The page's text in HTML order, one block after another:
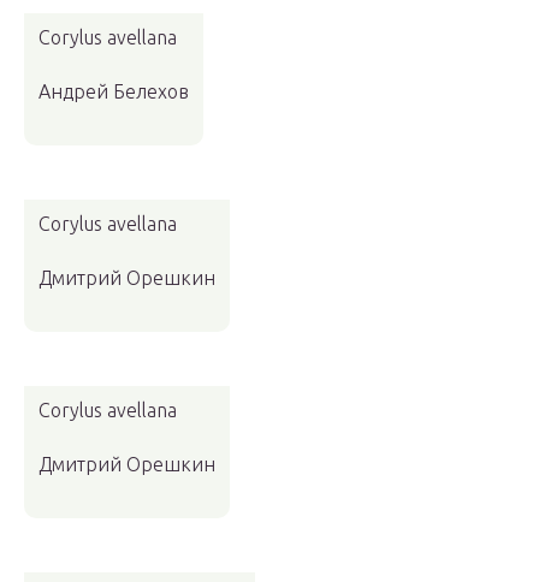
Corylus avellana
Андрей Белехов
Corylus avellana
Дмитрий Орешкин
Corylus avellana
Дмитрий Орешкин